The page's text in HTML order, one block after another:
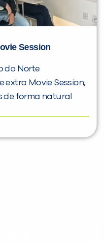
Session
do Norte
Movie Session,
de forma natural